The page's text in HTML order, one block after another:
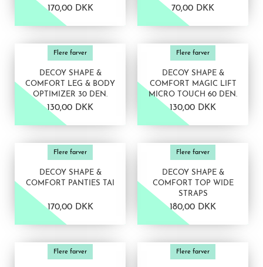
170,00 DKK 70,00 DKK
Flere farver
DECOY SHAPE &
COMFORT LEG & BODY
OPTIMIZER 30 DEN.
130,00 DKK
Flere farver
DECOY SHAPE &
COMFORT MAGIC LIFT
MICRO TOUCH 60 DEN.
130,00 DKK
Flere farver
DECOY SHAPE &
COMFORT PANTIES TAI
170,00 DKK
Flere farver
DECOY SHAPE &
COMFORT TOP WIDE
STRAPS
180,00 DKK
Flere farver Flere farver